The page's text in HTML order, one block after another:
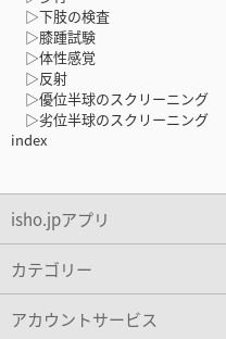
▷下肢の検査
▷膝踵試験
▷体性感覚
▷反射
▷優位半球のスクリーニング
▷劣位半球のスクリーニング
index
isho.jpアプリ
カテゴリー
アカウントサービス